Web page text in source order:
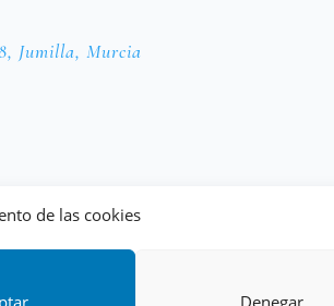
de las cookies
Denegar
Jumilla, Murcia
| Todos los derechos reservados